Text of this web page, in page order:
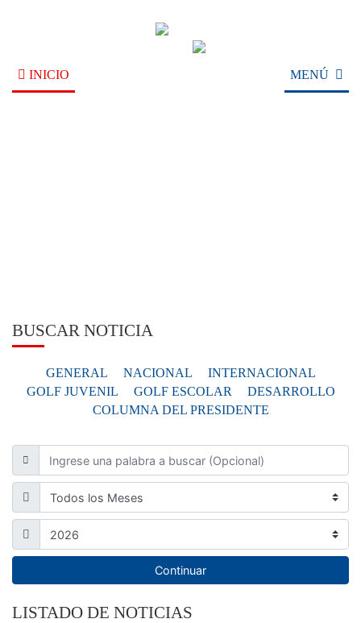
INICIO MENÚ
BUSCAR NOTICIA
GENERAL NACIONAL
INTERNACIONAL
GOLF JUVENIL
GOLF ESCOLAR
DESARROLLO
COLUMNA DEL PRESIDENTE
Continuar
LISTADO DE NOTICIAS